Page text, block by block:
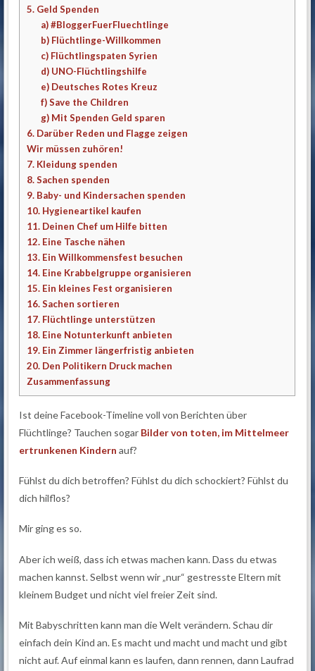
5. Geld Spenden
a) #BloggerFuerFluechtlinge
b) Flüchtlinge-Willkommen
c) Flüchtlingspaten Syrien
d) UNO-Flüchtlingshilfe
e) Deutsches Rotes Kreuz
f) Save the Children
g) Mit Spenden Geld sparen
6. Darüber Reden und Flagge zeigen
Wir müssen zuhören!
7. Kleidung spenden
8. Sachen spenden
9. Baby- und Kindersachen spenden
10. Hygieneartikel kaufen
11. Deinen Chef um Hilfe bitten
12. Eine Tasche nähen
13. Ein Willkommensfest besuchen
14. Eine Krabbelgruppe organisieren
15. Ein kleines Fest organisieren
16. Sachen sortieren
17. Flüchtlinge unterstützen
18. Eine Notunterkunft anbieten
19. Ein Zimmer längerfristig anbieten
20. Den Politikern Druck machen
Zusammenfassung
Ist deine Facebook-Timeline voll von Berichten über
Flüchtlinge? Tauchen sogar Bilder von toten, im Mittelmeer
ertrunkenen Kindern auf?
Fühlst du dich betroffen? Fühlst du dich schockiert? Fühlst du
dich hilflos?
Mir ging es so.
Aber ich weiß, dass ich etwas machen kann. Dass du etwas
machen kannst. Selbst wenn wir „nur“ gestresste Eltern mit
kleinem Budget und nicht viel freier Zeit sind.
Mit Babyschritten kann man die Welt verändern. Schau dir
einfach dein Kind an. Es macht und macht und macht und gibt
nicht auf. Auf einmal kann es laufen, dann rennen, dann Laufrad